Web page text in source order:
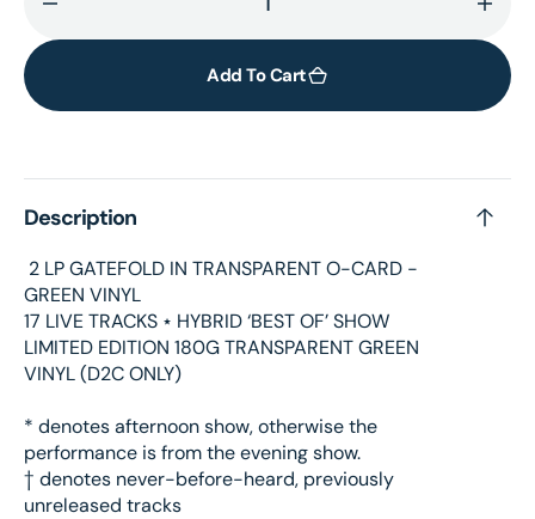
quantity
Power
People
(2LP
vinyl)
for
(2LP
Add To Cart
Description
2 LP GATEFOLD IN TRANSPARENT O-CARD -
GREEN VINYL
17 LIVE TRACKS ⋆ HYBRID ‘BEST OF’ SHOW
LIMITED EDITION 180G TRANSPARENT GREEN
VINYL (D2C ONLY)
* denotes afternoon show, otherwise the
performance is from the evening show.
† denotes never-before-heard, previously
unreleased tracks